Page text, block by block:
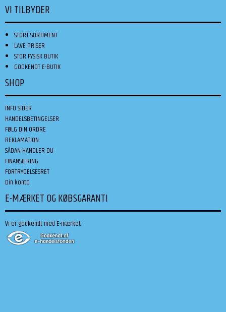
VI TILBYDER
STORT SORTIMENT
LAVE PRISER
STOR FYSISK BUTIK
GODKENDT E-BUTIK
SHOP
INFO SIDER
HANDELSBETINGELSER
FØLG DIN ORDRE
REKLAMATION
SÅDAN HANDLER DU
FINANSIERING
FORTRYDELSESRET
Din konto
E-MÆRKET OG KØBSGARANTI
Vi er godkendt med E-mærket: